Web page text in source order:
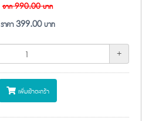
จาก990.00บาท
ราคา399.00บาท
+
เพิ่มเข้าตะกร้า